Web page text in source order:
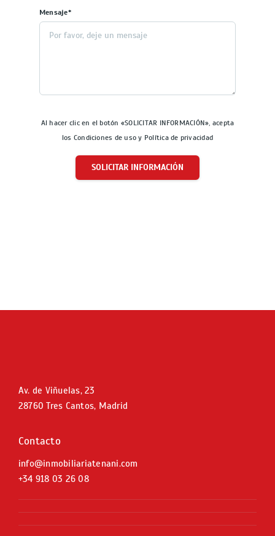
Mensaje*
Al hacer clic en el botón «SOLICITAR INFORMACIÓN», acepta
los Condiciones de uso y Política de privacidad
SOLICITAR INFORMACIÓN
Av. de Viñuelas, 23
28760 Tres Cantos, Madrid
Contacto
info@inmobiliariatenani.com
+34 918 03 26 08